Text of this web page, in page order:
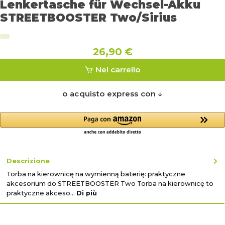
Lenkertasche für Wechsel-Akku
STREETBOOSTER Two/Sirius
26,90 €
Nel carrello
o acquisto express con ↓
Descrizione
Torba na kierownicę na wymienną baterię: praktyczne
akcesorium do STREETBOOSTER Two Torba na kierownicę to
praktyczne akceso… Di più